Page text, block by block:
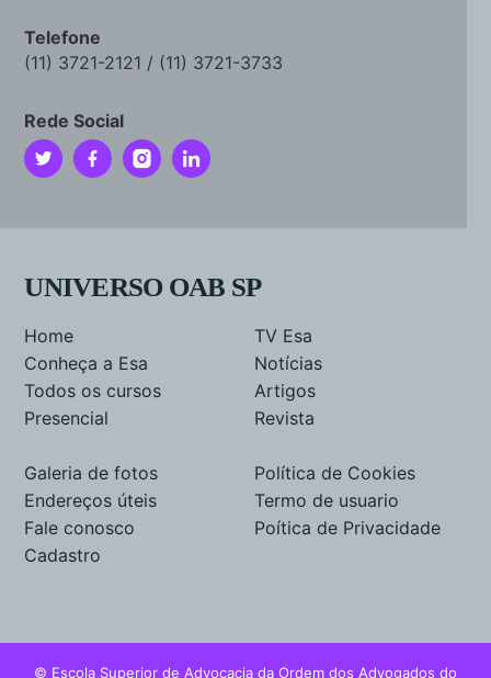
Telefone
(11) 3721-2121 / (11) 3721-3733
Rede Social
UNIVERSO OAB SP
Home
Conheça a Esa
Todos os cursos
Presencial
TV Esa
Notícias
Artigos
Revista
Galeria de fotos
Endereços úteis
Fale conosco
Cadastro
Política de Cookies
Termo de usuario
Poítica de Privacidade
© Escola Superior de Advocacia da Ordem dos Advogados do